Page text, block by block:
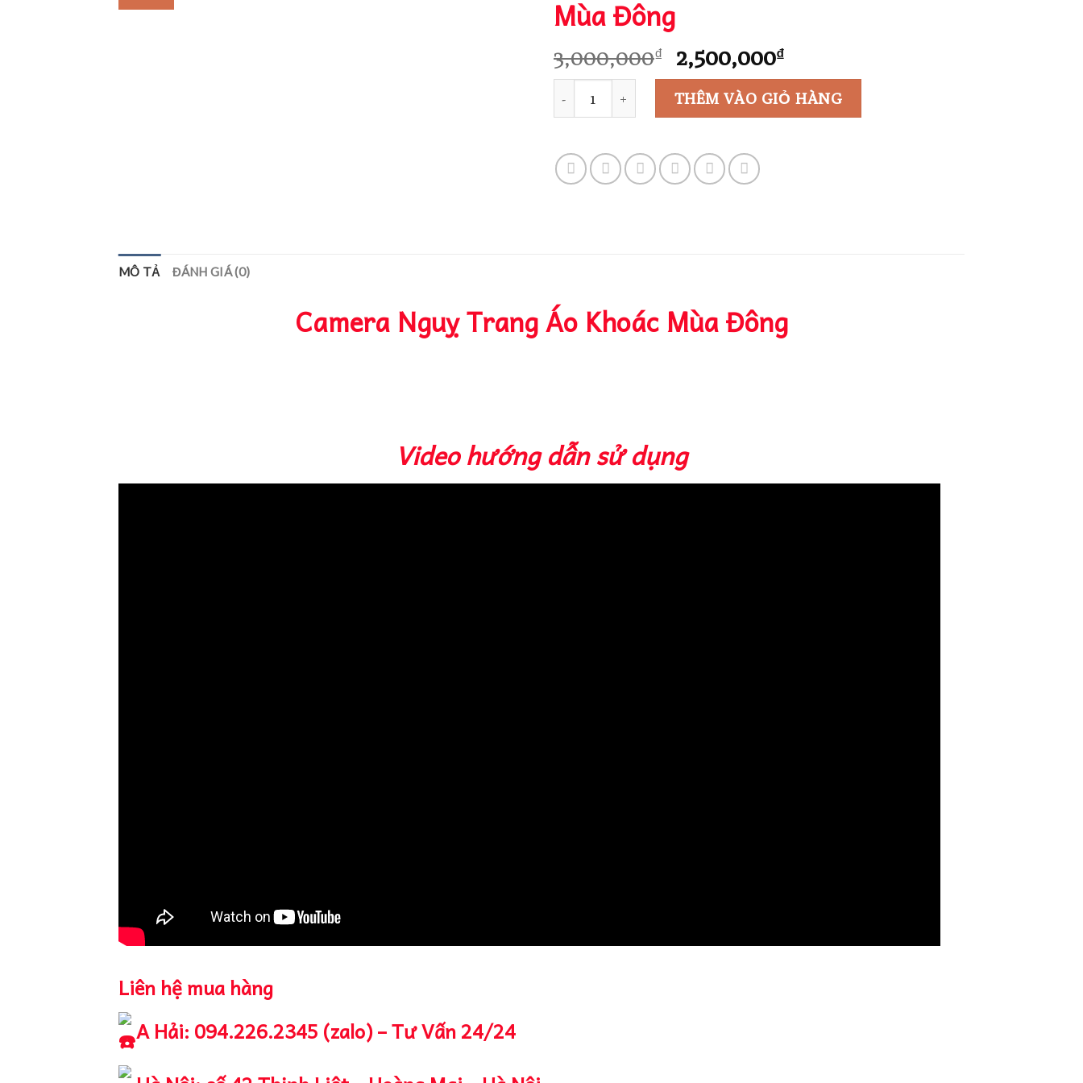
Mùa Đông
3,000,000₫
Giá
gốc
là:
3,000,000₫.
2,500,000₫Giá
hiện
tại
là:
THÊM VÀO GIỎ HÀNG
MÔ TẢ ĐÁNH GIÁ (0)
Camera Nguỵ Trang Áo Khoác Mùa Đông
Video hướng dẫn sử dụng
Liên hệ mua hàng
A Hải: 094.226.2345 (zalo) – Tư Vấn 24/24